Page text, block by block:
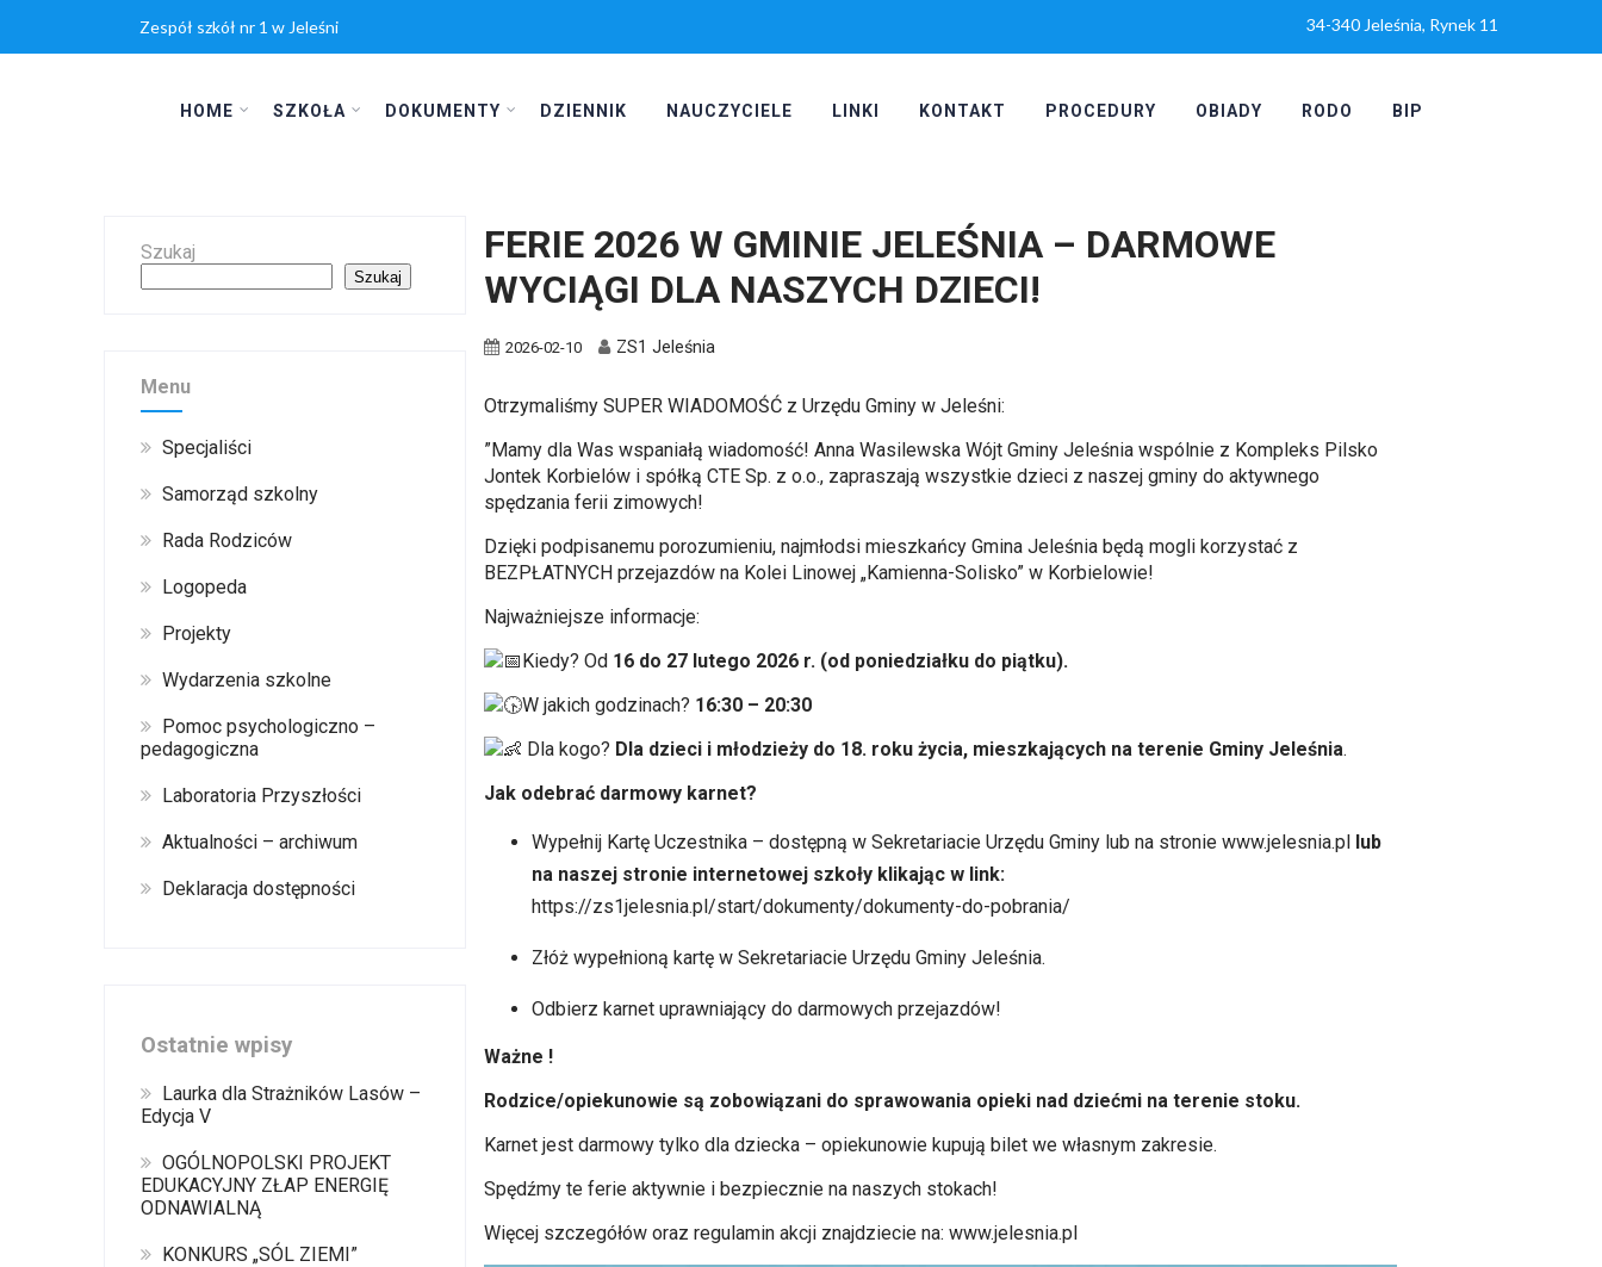
Zespół szkół nr 1 w Jeleśni 34-340 Jeleśnia, Rynek 11
HOME SZKOŁA DOKUMENTY DZIENNIK NAUCZYCIELE LINKI KONTAKT PROCEDURY OBIADY RODO BIP
Szukaj
Szukaj
Menu
Specjaliści
Samorząd szkolny
Rada Rodziców
Logopeda
Projekty
Wydarzenia szkolne
Pomoc psychologiczno –
pedagogiczna
Laboratoria Przyszłości
Aktualności – archiwum
Deklaracja dostępności
Ostatnie wpisy
Laurka dla Strażników Lasów –
Edycja V
OGÓLNOPOLSKI PROJEKT
EDUKACYJNY ZŁAP ENERGIĘ
ODNAWIALNĄ
KONKURS „SÓL ZIEMI”
FERIE 2026 W GMINIE JELEŚNIA – DARMOWE
WYCIĄGI DLA NASZYCH DZIECI!
2026-02-10 ZS1 Jeleśnia
Otrzymaliśmy SUPER WIADOMOŚĆ z Urzędu Gminy w Jeleśni:
​”Mamy dla Was wspaniałą wiadomość!Anna Wasilewska Wójt Gminy Jeleśnia wspólnie z Kompleks Pilsko
Jontek Korbielów i spółką CTE Sp. z o.o., zapraszają wszystkie dzieci z naszej gminy do aktywnego
spędzania ferii zimowych!
​Dzięki podpisanemu porozumieniu, najmłodsi mieszkańcyGmina Jeleśnia będą mogli korzystać z
BEZPŁATNYCH przejazdów na Kolei Linowej „Kamienna-Solisko” w Korbielowie!
Najważniejsze informacje:
Kiedy? Od 16 do 27 lutego 2026 r. (od poniedziałku do piątku).
W jakich godzinach? 16:30 – 20:30
Dla kogo? Dla dzieci i młodzieży do 18. roku życia, mieszkających na terenie Gminy Jeleśnia.
Jak odebrać darmowy karnet?
Wypełnij Kartę Uczestnika – dostępną w Sekretariacie Urzędu Gminy lub na stroniewww.jelesnia.pl
lub
na naszej stronie internetowej szkoły klikając w link:
https://zs1jelesnia.pl/start/dokumenty/dokumenty-do-pobrania/
Złóż wypełnioną kartę w Sekretariacie Urzędu Gminy Jeleśnia.
Odbierz karnet uprawniający do darmowych przejazdów!
Ważne !
Rodzice/opiekunowie są zobowiązani do sprawowania opieki nad dziećmi na terenie stoku.
​Karnet jest darmowy tylko dla dziecka – opiekunowie kupują bilet we własnym zakresie.
​Spędźmy te ferie aktywnie i bezpiecznie na naszych stokach!
Więcej szczegółów oraz regulamin akcji znajdziecie na:www.jelesnia.pl